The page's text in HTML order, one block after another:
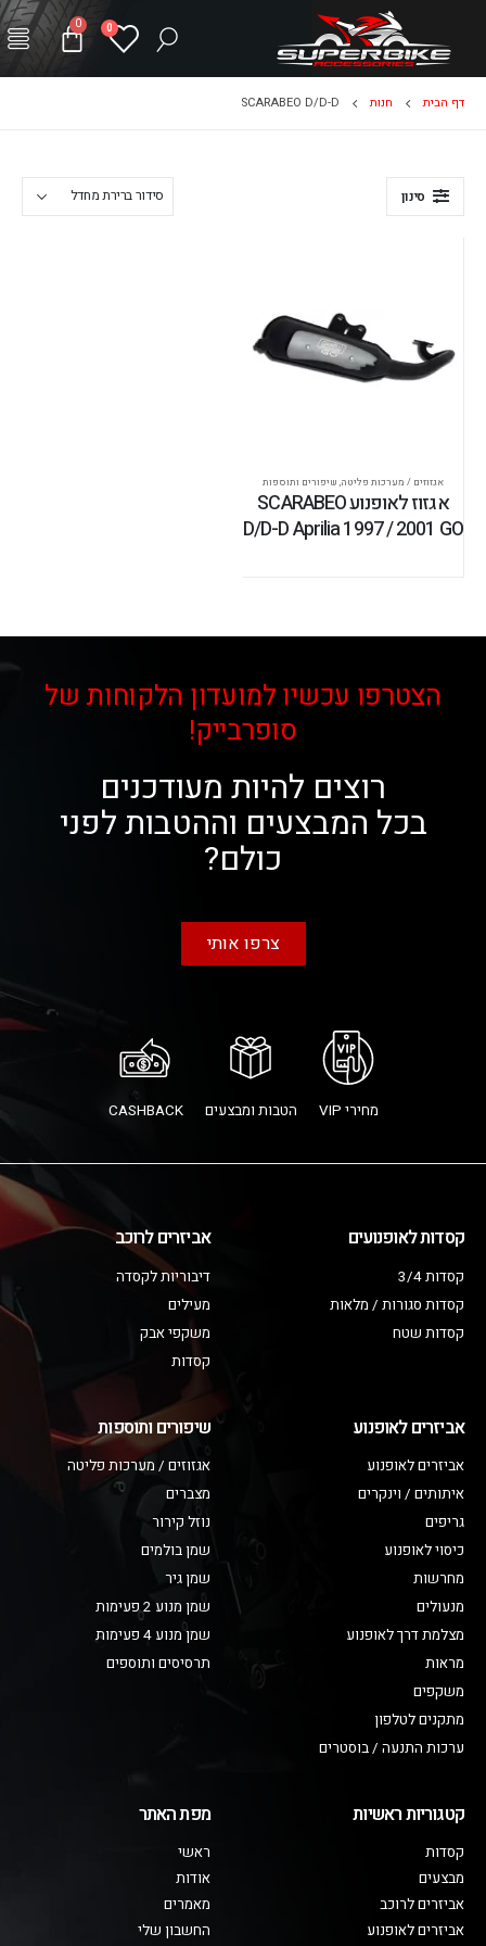
0
0
דף הבית חנות SCARABEO D/D-D
סינון
אגזוזים / מערכות פליטה, שיפורים ותוספות
אגזוז לאופנוע SCARABEO
D/D-D Aprilia 1997 / 2001 GO
הצטרפו עכשיו למועדון הלקוחות של
סופרבייק!
רוצים להיות מעודכנים
בכל המבצעים וההטבות לפני
כולם?
צרפו אותי
מחירי VIP הטבות ומבצעים CASHBACK
קסדות לאופנועים
קסדות 3/4
קסדות סגורות / מלאות
קסדות שטח
אביזרים לרוכב
דיבוריות לקסדה
מעילים
משקפי אבק
קסדות
אביזרים לאופנוע
אביזרים לאופנוע
איתותים / וינקרים
גריפים
כיסוי לאופנוע
מחרשות
מנעולים
מצלמת דרך לאופנוע
מראות
משקפים
מתקנים לטלפון
ערכות התנעה / בוסטרים
שיפורים ותוספות
אגזוזים / מערכות פליטה
מצברים
נוזל קירור
שמן בולמים
שמן גיר
שמן מנוע 2 פעימות
שמן מנוע 4 פעימות
תרסיסים ותוספים
קטגוריות ראשיות
קסדות
מבצעים
אביזרים לרוכב
אביזרים לאופנוע
מפת האתר
ראשי
אודות
מאמרים
החשבון שלי